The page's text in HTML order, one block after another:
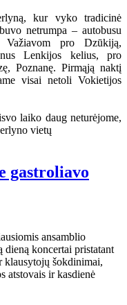
kur vyko tradicinė
netrumpa – autobusu
pro Dzūkiją,
Lenkijos kelius, pro
Poznanę. Pirmąją naktį
visai netoli Vokietijos
laiko daug neturėjome,
vietų
gastroliavo
ansamblio
dieną koncertai pristatant
šokdinimai,
atstovais ir kasdienė